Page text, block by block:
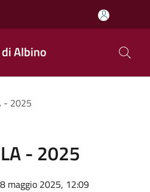
Albino
- 2025
- 2025
maggio 2025, 12:09